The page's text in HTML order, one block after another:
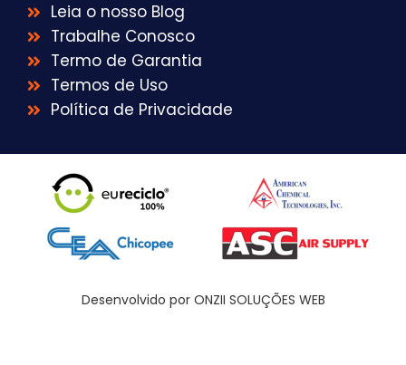
Leia o nosso Blog
Trabalhe Conosco
Termo de Garantia
Termos de Uso
Política de Privacidade
Desenvolvido por ONZII SOLUÇÕES WEB